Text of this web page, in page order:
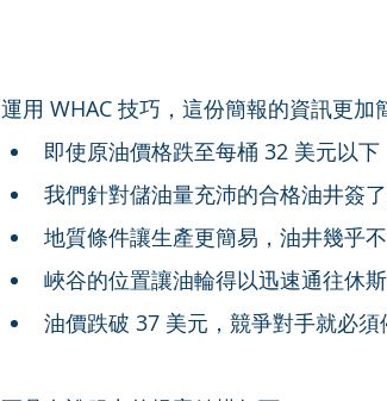
運用 WHAC 技巧，這份簡報的資訊更加
即使原油價格跌至每桶 32 美元以下
我們針對儲油量充沛的合格油井簽了
地質條件讓生產更簡易，油井幾乎不
峽谷的位置讓油輪得以迅速通往休
油價跌破 37 美元，競爭對手就必須